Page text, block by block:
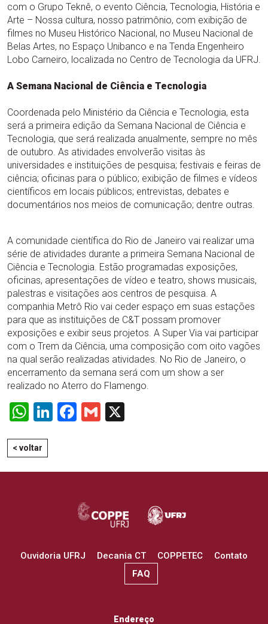
com o Grupo Teknê, o evento Ciência, Tecnologia, História e
Arte – Nossa cultura, nosso patrimônio, com exibição de
filmes no Museu Histórico Nacional, no Museu Nacional de
Belas Artes, no Espaço Unibanco e na Tenda Engenheiro
Lobo Carneiro, localizada no Centro de Tecnologia da UFRJ.
A Semana Nacional de Ciência e Tecnologia
Coordenada pelo Ministério da Ciência e Tecnologia, esta
será a primeira edição da Semana Nacional de Ciência e
Tecnologia, que será realizada anualmente, sempre no mês
de outubro. As atividades envolverão visitas às
universidades e instituições de pesquisa; festivais e feiras de
ciência; oficinas para o público; exibição de filmes e vídeos
científicos em locais públicos; entrevistas, debates e
documentários nos meios de comunicação; dentre outras.
A comunidade científica do Rio de Janeiro vai realizar uma
série de atividades durante a primeira Semana Nacional de
Ciência e Tecnologia. Estão programadas exposições,
oficinas, apresentações de vídeo e teatro, shows musicais,
palestras e visitações aos centros de pesquisa. A
companhia Metrô Rio vai ceder espaço em suas estações
para que as instituições de C&T possam promover
exposições e exibir seus projetos. A Super Via vai participar
com o Trem da Ciência, uma composição com oito vagões
na qual serão realizadas atividades. No Rio de Janeiro, o
encerramento da semana será com um show a ser
realizado no Aterro do Flamengo.
WhatsApp
LinkedIn
Facebook
Gmail
< voltar
Ouvidoria UFRJ Decania CT COPPETEC
Contato
FAQ
Endereço